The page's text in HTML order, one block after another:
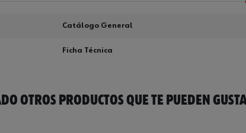
Catálogo General
Ficha Técnica
OTROS PRODUCTOS QUE TE PUEDEN